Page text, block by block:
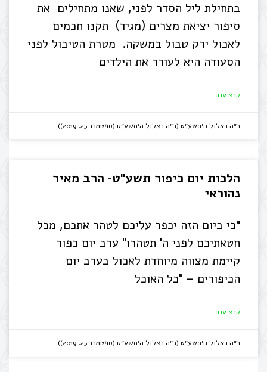
בתחילת ליל הסדר לפני, שאנו מתחילים את
סיפור יציאת מצרים (מגיד) תקנו חכמים
לאכול ירק טבול במשקה. מטרת הטיבול לפני
הסעודה היא לעורר את הילדים
קרא עוד
כ״ה באלול ה׳תשע״ט (כ״ה באלול ה׳תשע״ט (ספטמבר 25, 2019))
הלכות יום כיפור תשע"ט- הרב מאיר
נהוראי
"כי ביום הזה יכפר עליכם לטהר אתכם, מכל
חטאתיכם לפני ה' תטהרו" ערב יום כפור
קיימת מצווה מיוחדת לאכול בערב יום
הכיפורים – "כל האוכל
קרא עוד
כ״ה באלול ה׳תשע״ט (כ״ה באלול ה׳תשע״ט (ספטמבר 25, 2019))